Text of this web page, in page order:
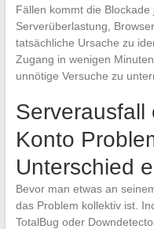
Fällen kommt die
Serverüberlastung,
tatsächliche Ursache zu
Zugang in wenigen
unnötige Versuche zu
Serverausfall
Konto
Unterschied
Bevor man etwas an
das Problem kollektiv ist.
TotalBug oder